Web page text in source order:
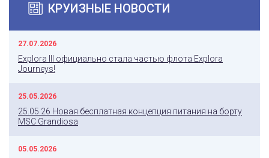
КРУИЗНЫЕ НОВОСТИ
27.07.2026
Explora III официально стала частью флота Explora
Journeys!
25.05.2026
25.05.26 Новая бесплатная концепция питания на борту
MSC Grandiosa
05.05.2026